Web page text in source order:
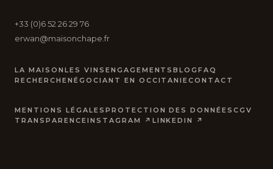
+33 (0)6 52 26 29 76
erwan@maisonchape.fr
LA MAISON LES VINS ENGAGEMENTSBLOGFAQ
RECHERCHENÉGOCIANT EN OCCITANIECONTACT
MENTIONS LÉGALES PROTECTION DES DONNÉESCGV
TRANSPARENCEINSTAGRAM ↗ LINKEDIN ↗